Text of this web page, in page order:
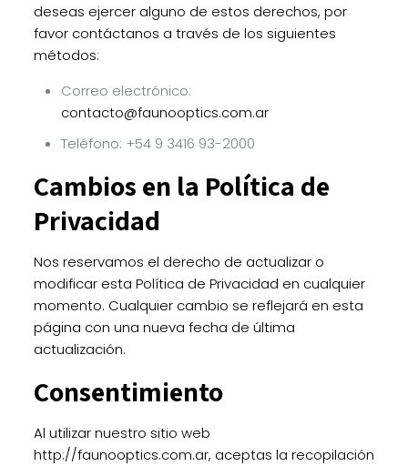
deseas ejercer alguno de estos derechos, por
favor contáctanos a través de los siguientes
métodos:
Correo electrónico:
contacto@faunooptics.com.ar
Teléfono: +54 9 3416 93-2000
Cambios en la Política de
Privacidad
Nos reservamos el derecho de actualizar o
modificar esta Política de Privacidad en cualquier
momento. Cualquier cambio se reflejará en esta
página con una nueva fecha de última
actualización.
Consentimiento
Al utilizar nuestro sitio web
http://faunooptics.com.ar, aceptas la recopilación